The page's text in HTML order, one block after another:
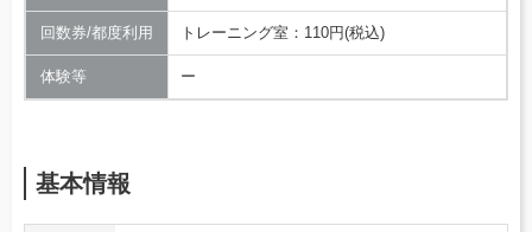
回数券/都度利用 トレーニング室：110円(税込)
体験等 ー
基本情報